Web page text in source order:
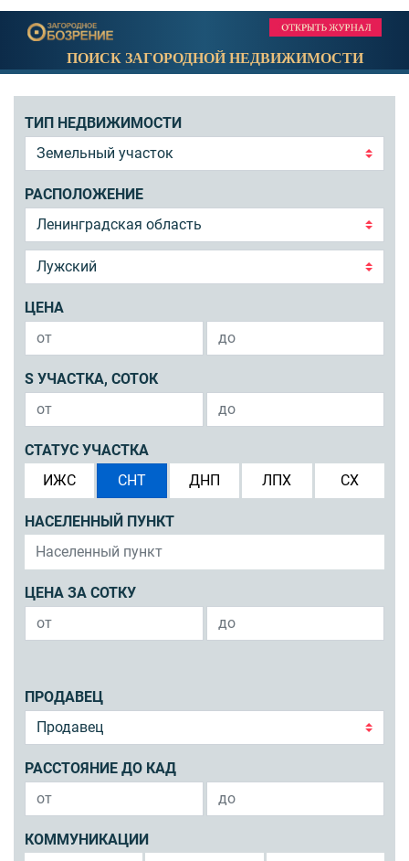
ПОИСК ЗАГОРОДНОЙ НЕДВИЖИМОСТИ
ТИП НЕДВИЖИМОСТИ
РАСПОЛОЖЕНИЕ
ЦЕНА
S УЧАСТКА, СОТОК
СТАТУС УЧАСТКА
ИЖС
СНТ ДНП ЛПХ СХ
НАСЕЛЕННЫЙ ПУНКТ
ЦЕНА ЗА СОТКУ
ПРОДАВЕЦ
РАССТОЯНИЕ ДО КАД
КОММУНИКАЦИИ